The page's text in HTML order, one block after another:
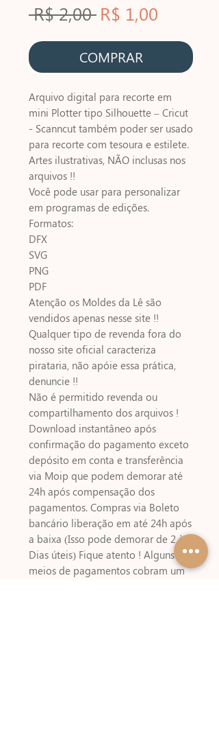
R$ 2,00 Preço
normal
R$ 1,00
COMPRAR
Arquivo digital para recorte em
mini Plotter tipo Silhouette – Cricut
- Scanncut também poder ser usado
para recorte com tesoura e estilete.
Artes ilustrativas, NÃO inclusas nos
arquivos !!
Você pode usar para personalizar
em programas de edições.
Formatos:
DFX
SVG
PNG
PDF
Atenção os Moldes da Lê são
vendidos apenas nesse site !!
Qualquer tipo de revenda fora do
nosso site oficial caracteriza
pirataria, não apóie essa prática,
denuncie !!
Não é permitido revenda ou
compartilhamento dos arquivos !
Download instantâneo após
confirmação do pagamento exceto
depósito em conta e transferência
via Moip que podem demorar até
24h após compensação dos
pagamentos. Compras via Boleto
bancário liberação em até 24h após
a baixa (Isso pode demorar de 2 à 3
Dias úteis) Fique atento ! Alguns
meios de pagamentos cobram um